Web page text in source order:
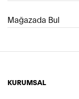
Mağazada Bul
KURUMSAL